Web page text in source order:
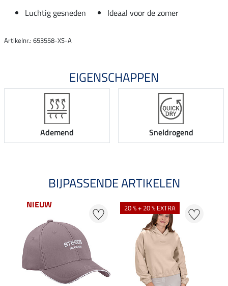
Luchtig gesneden
Ideaal voor de zomer
Artikelnr.: 653558-XS-A
EIGENSCHAPPEN
Ademend Sneldrogend
BIJPASSENDE ARTIKELEN
NIEUW 20 % + 20 % EXTRA